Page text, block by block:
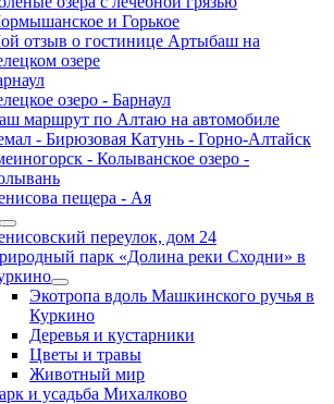
и Горькое
отзыв о гостинице Артыбаш на
озере
озеро - Барнаул
маршрут по Алтаю на автомобиле
- Бирюзовая Катунь - Горно-Алтайск
- Колыванское озеро -
пещера - Ая
переулок, дом 24
парк «Долина реки Сходни» в
Экотропа вдоль Машкинского ручья в
Куркино
Деревья и кустарники
Цветы и травы
Животный мир
и усадьба Михалково